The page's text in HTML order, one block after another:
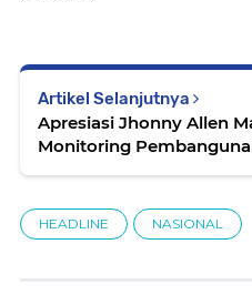
Artikel Selanjutnya
Apresiasi Jhonny Allen
Monitoring
HEADLINE NASIONAL